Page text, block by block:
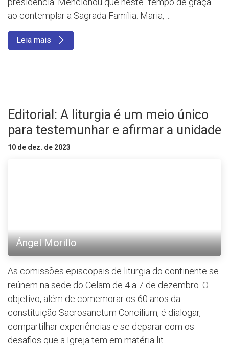
ao contemplar a Sagrada Família: Maria, ...
Leia mais
Editorial: A liturgia é um meio único
para testemunhar e afirmar a unidade
10 de dez. de 2023
Ángel Morillo
As comissões episcopais de liturgia do continente se
reúnem na sede do Celam de 4 a 7 de dezembro. O
objetivo, além de comemorar os 60 anos da
constituição Sacrosanctum Concilium, é dialogar,
compartilhar experiências e se deparar com os
desafios que a Igreja tem em matéria lit...